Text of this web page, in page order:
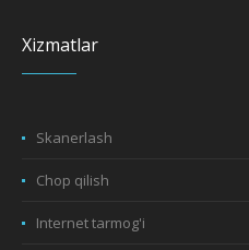
Xizmatlar
Skanerlash
Chop qilish
Internet tarmog'i